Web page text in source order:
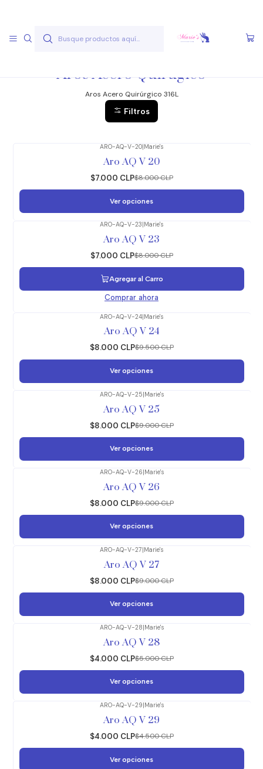
Inicio Joyas Acero Quirúgico Aros Acero Quirúgico
Aros Acero Quirúgico
Aros Acero Quirúrgico 316L
Filtros
ARO-AQ-V-20 Marie's
Aro AQ V 20
$7.000 CLP$8.000 CLP
Ver opciones
ARO-AQ-V-23 Marie's
Aro AQ V 23
$7.000 CLP$8.000 CLP
Agregar al Carro
Comprar ahora
ARO-AQ-V-24|Marie's
Aro AQ V 24
$8.000 CLP$9.500 CLP
Ver opciones
ARO-AQ-V-25|Marie's
Aro AQ V 25
$8.000 CLP$9.000 CLP
Ver opciones
ARO-AQ-V-26|Marie's
Aro AQ V 26
$8.000 CLP$9.000 CLP
Ver opciones
ARO-AQ-V-27|Marie's
Aro AQ V 27
$8.000 CLP$9.000 CLP
Ver opciones
ARO-AQ-V-28|Marie's
Aro AQ V 28
$4.000 CLP$5.000 CLP
Ver opciones
ARO-AQ-V-29|Marie's
Aro AQ V 29
$4.000 CLP$4.500 CLP
Ver opciones